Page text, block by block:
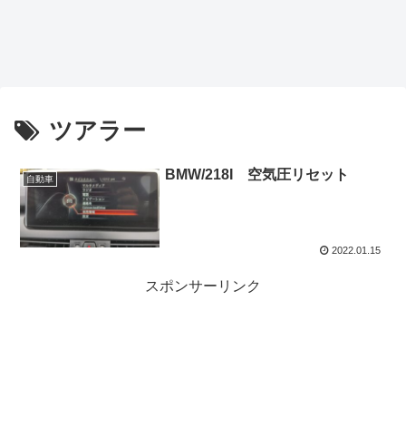
ツアラー
自動車 BMW/218I 空気圧リセット
2022.01.15
スポンサーリンク